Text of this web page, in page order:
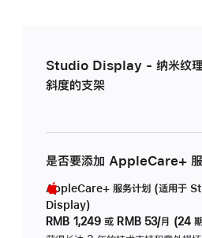
Studio Display - 纳米纹理
斜度的支架
是否要添加 AppleCare+ 服
AppleCare+ 服务计划 (适用于
Display)
RMB 1,249 或 RMB 53/月 (24